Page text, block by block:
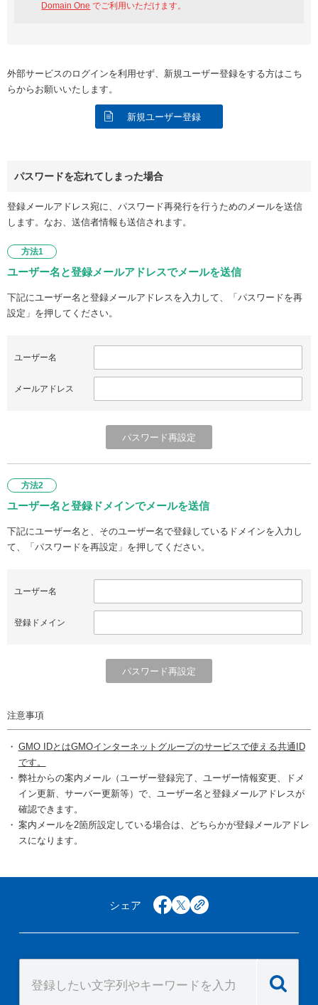
Domain One でご利用いただけます。
外部サービスのログインを利用せず、新規ユーザー登録をする方はこち
らからお願いいたします。
新規ユーザー登録
パスワードを忘れてしまった場合
登録メールアドレス宛に、パスワード再発行を行うためのメールを送信
します。なお、送信者情報も送信されます。
方法1
ユーザー名と登録メールアドレスでメールを送信
下記にユーザー名と登録メールアドレスを入力して、「パスワードを再
設定」を押してください。
ユーザー名
メールアドレス
方法2
ユーザー名と登録ドメインでメールを送信
下記にユーザー名と、そのユーザー名で登録しているドメインを入力し
て、「パスワードを再設定」を押してください。
ユーザー名
登録ドメイン
注意事項
GMO IDとはGMOインターネットグループのサービスで使える共通ID
です。
弊社からの案内メール（ユーザー登録完了、ユーザー情報変更、ドメ
イン更新、サーバー更新等）で、ユーザー名と登録メールアドレスが
確認できます。
案内メールを2箇所設定している場合は、どちらかが登録メールアドレ
スになります。
シェア facebook
x copy